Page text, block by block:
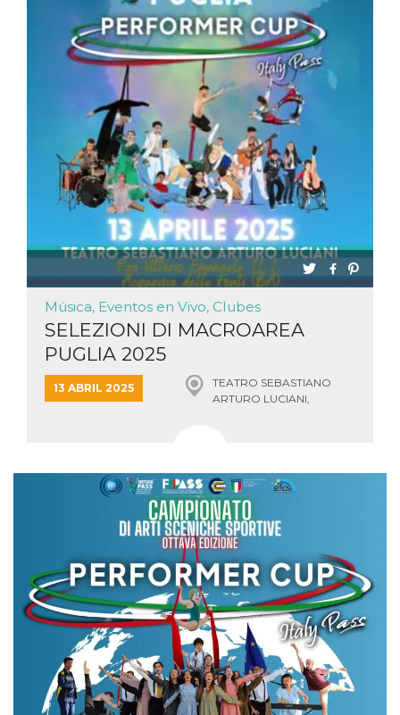
Música, Eventos en Vivo, Clubes
SELEZIONI DI MACROAREA
PUGLIA 2025
13 ABRIL 2025
TEATRO SEBASTIANO
ARTURO LUCIANI,